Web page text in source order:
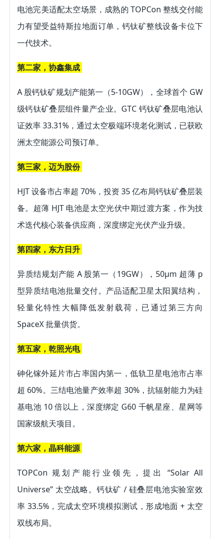
电池完美适配太空场景，成熟的 TOPCon 整线交付能
力有望受益特斯拉地面订单，钙钛矿整线设备卡位下
一代技术。
第二家，协鑫集成
A 股钙钛矿规划产能第一（5-10GW），全球首个 GW
级钙钛矿叠层组件量产企业。GTC 钙钛矿叠层电池认
证效率 33.31%，通过太空极端环境老化测试，已获欧
洲太空能源公司预订单。
第三家，迈为股份
HJT 设备市占率超 70%，投资 35 亿布局钙钛矿叠层装
备。超薄 HJT 电池是太空光伏中期过渡方案，作为技
术迭代核心装备供应商，深度绑定光伏产业升级。
第四家，东方日升
异质结规划产能 A 股第一（19GW），50μm 超薄 p
型异质结电池批量交付。产品适配卫星太阳翼结构，
轻量化特性大幅降低发射载荷，已通过第三方向
SpaceX 批量供货。
第五家，乾照光电
砷化镓外延片市占率国内第一，低轨卫星电池市占率
超 60%。三结电池量产效率超 30%，抗辐射能力为硅
基电池 10 倍以上，深度绑定 G60 千帆星座、星网等
国家级航天项目。
第六家，晶科能源
TOPCon 规划产能行业领先，提出 “Solar All
Universe” 太空战略。钙钛矿 / 硅叠层电池实验室效
率 33.5%，完成太空环境模拟测试，形成地面 + 太空
双线布局。